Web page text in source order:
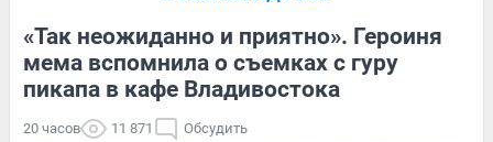
«Так неожиданно и приятно». Героиня
мема вспомнила о съемках с гуру
пикапа в кафе Владивостока
20 часов 11 871 Обсудить